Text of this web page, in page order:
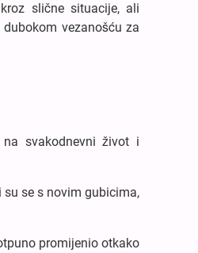
slične situacije, ali
vezanošću za
svakodnevni život i
se s novim gubicima,
promijenio otkako